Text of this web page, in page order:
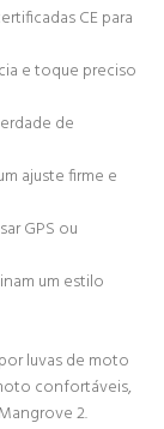
CE para
e toque preciso
de
ajuste firme e
GPS ou
um estilo
luvas de moto
confortáveis,
2.